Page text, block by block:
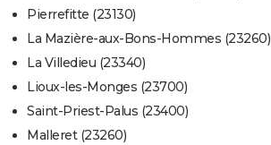
Pierrefitte (23130)
La Mazière-aux-Bons-Hommes (23260)
La Villedieu (23340)
Lioux-les-Monges (23700)
Saint-Priest-Palus (23400)
Malleret (23260)